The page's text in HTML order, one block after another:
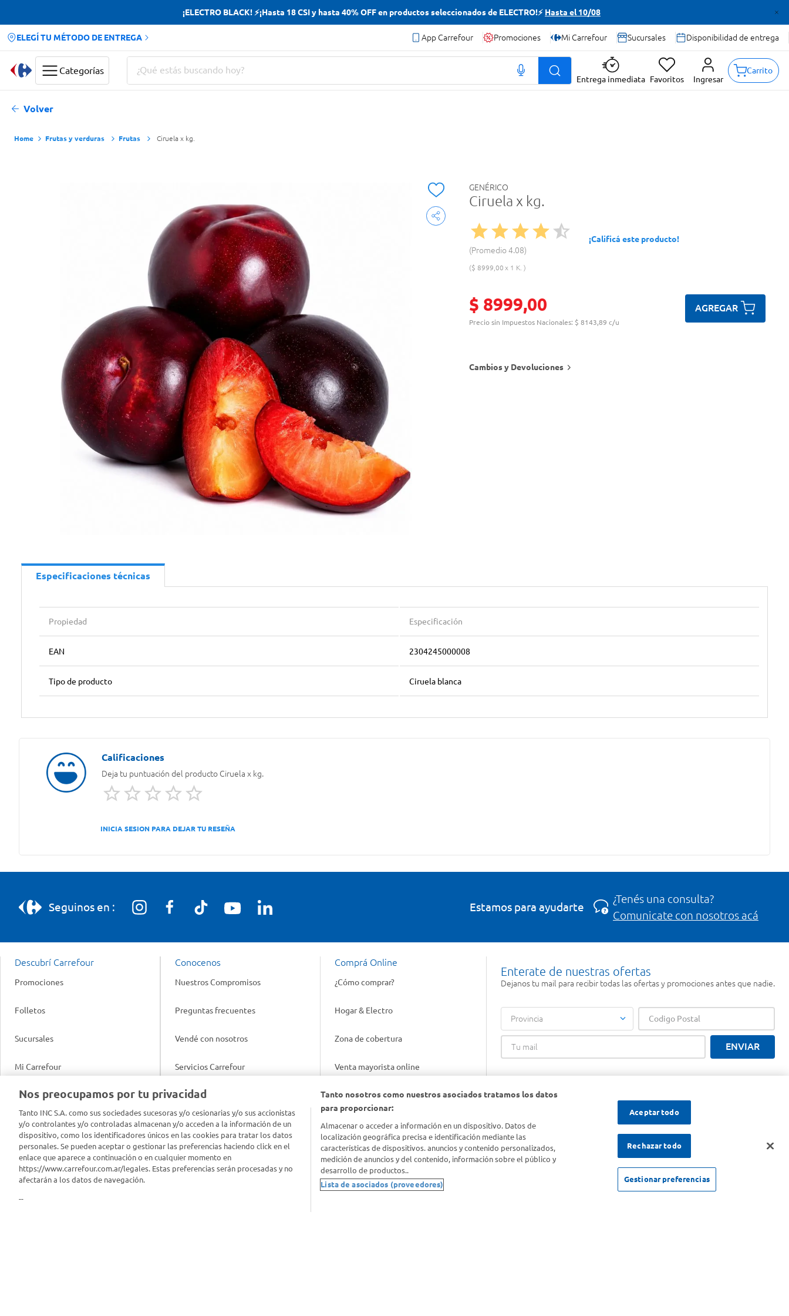
¡ELECTRO BLACK! ⚡¡Hasta 18 CSI y hasta 40% OFF en productos seleccionados de ELECTRO!⚡ Hasta el 10/08
ELEGÍ TU MÉTODO DE ENTREGA App Carrefour Promociones Mi Carrefour Sucursales Disponibilidad de entrega
Categorías
¿Qué estás buscando hoy?
Entrega inmediata Favoritos Ingresar
Carrito
Volver
Frutas y verduras Frutas Ciruela x kg.
GENÉRICO
Ciruela x kg.
Promedio4.08
¡Calificá este producto!
$ 8999,00 1 K.
$ 8999,00
Precio sin Impuestos Nacionales: $ 8143,89 c/u
AGREGAR
Cambios y Devoluciones
Especificaciones técnicas
Propiedad Especificación
EAN 2304245000008
Tipo de producto Ciruela blanca
Deja tu puntuación del producto Ciruela x kg.
INICIA SESION PARA DEJAR TU RESEÑA
Seguinos en : Estamos para ayudarte
¿Tenés una consulta?
Comunicate con nosotros acá
Descubrí Carrefour
Promociones
Folletos
Sucursales
Mi Carrefour
Productos Carrefour
Tarjeta Mi Carrefour
Panel Carrefour
Puntos Verdes
Conocenos
Nuestros Compromisos
Preguntas frecuentes
Vendé con nosotros
Servicios Carrefour
Info útil
Tasas de interés
Contacto
Comprá Online
¿Cómo comprar?
Hogar & Electro
Zona de cobertura
Venta mayorista online
Gift cards empresariales
Enterate de nuestras ofertas
Dejanos tu mail para recibir todas las ofertas y promociones antes que nadie.
Provincia
ENVIAR
Términos más buscados
Nos preocupamos por tu privacidad
Tanto INC S.A. como sus sociedades sucesoras y/o cesionarias y/o sus accionistas
y/o controlantes y/o controladas almacenan y/o acceden a la información de un
dispositivo, como los identificadores únicos en las cookies para tratar los datos
personales. Se pueden aceptar o gestionar las preferencias haciendo click en el
enlace que aparece a continuación o en cualquier momento en
https://www.carrefour.com.ar/legales. Estas preferencias serán procesadas y no
afectarán a los datos de navegación.
--
Tanto nosotros como nuestros asociados tratamos los datos
para proporcionar:
Almacenar o acceder a información en un dispositivo. Datos de
localización geográfica precisa e identificación mediante las
características de dispositivos. anuncios y contenido personalizados,
medición de anuncios y del contenido, información sobre el público y
desarrollo de productos..
Lista de asociados (proveedores)
Aceptar todo
Rechazar todo
Gestionar preferencias